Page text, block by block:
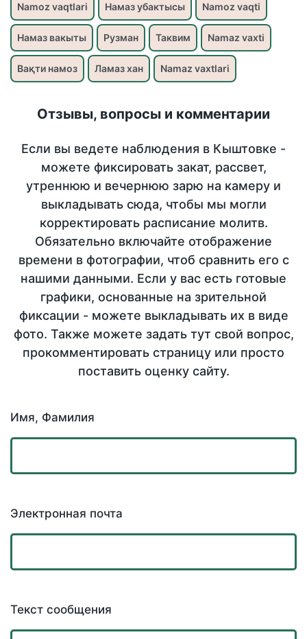
Namoz vaqtlari Намаз убактысы Namoz vaqti
Намаз вакыты Рузман Таквим Namaz vaxti
Вақти намоз Ламаз хан Namaz vaxtlari
Отзывы, вопросы и комментарии
Если вы ведете наблюдения в Кыштовке -
можете фиксировать закат, рассвет,
утреннюю и вечернюю зарю на камеру и
выкладывать сюда, чтобы мы могли
корректировать расписание молитв.
Обязательно включайте отображение
времени в фотографии, чтоб сравнить его с
нашими данными. Если у вас есть готовые
графики, основанные на зрительной
фиксации - можете выкладывать их в виде
фото. Также можете задать тут свой вопрос,
прокомментировать страницу или просто
поставить оценку сайту.
Имя, Фамилия
Электронная почта
Текст сообщения